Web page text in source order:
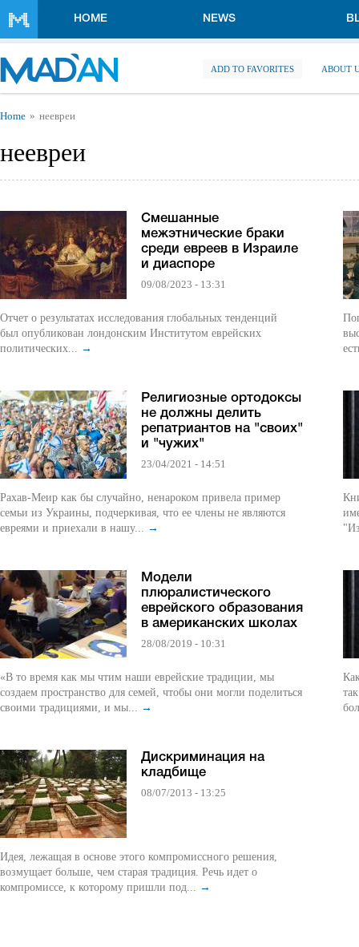
HOME NEWS
ADD TO FAVORITES ABOUT
You are here
Home неевреи
неевреи
Смешанные
межэтнические браки
среди евреев в Израиле
и диаспоре
09/08/2023 - 13:31
Отчет о результатах исследования глобальных тенденций
был опубликован лондонским Институтом еврейских
политических... →
Религиозные ортодоксы
не должны делить
репатриантов на "своих"
и "чужих"
23/04/2021 - 14:51
Рахав-Меир как бы случайно, ненароком привела пример
семьи из Украины, подчеркивая, что ее члены не являются
евреями и приехали в нашу... →
Модели
плюралистического
еврейского образования
в американских школах
28/08/2019 - 10:31
«В то время как мы чтим наши еврейские традиции, мы
создаем пространство для семей, чтобы они могли поделиться
своими традициями, и мы... →
Дискриминация на
кладбище
08/07/2013 - 13:25
Идея, лежащая в основе этого компромиссного решения,
возмущает больше, чем старая традиция. Речь идет о
компромиссе, к которому пришли под... →